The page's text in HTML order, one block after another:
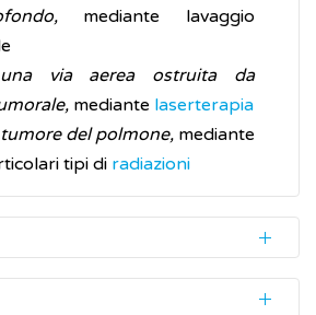
mediante lavaggio
via aerea ostruita da
mediante laserterapia
del polmone, mediante
tipi di radiazioni
è un esame invasivo,